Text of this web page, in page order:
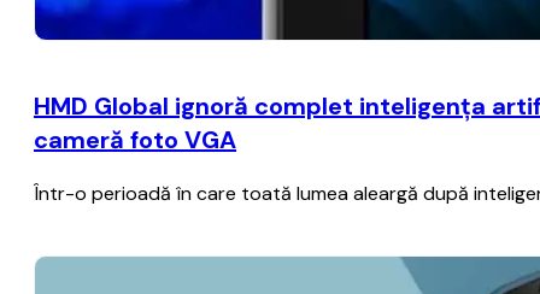
HMD Global ignoră complet inteligenţa
cameră foto VGA
Într-o perioadă în care toată lumea aleargă după